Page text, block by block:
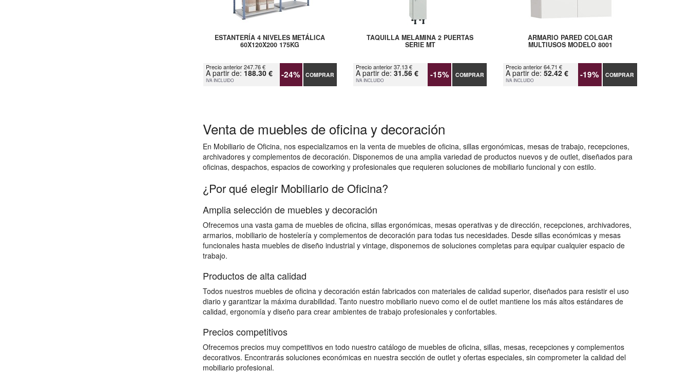
ESTANTERÍA 4 NIVELES METÁLICA
60X120X200 175KG
Precio anterior 247.76 €
A partir de: 188.30 €
IVA INCLUIDO -24% COMPRAR
TAQUILLA MELAMINA 2 PUERTAS
SERIE MT
Precio anterior 37.13 €
A partir de: 31.56 €
IVA INCLUIDO -15% COMPRAR
ARMARIO PARED COLGAR
MULTIUSOS MODELO 8001
Precio anterior 64.71 €
A partir de:52.42 €
IVA INCLUIDO -19% COMPRAR
Venta de muebles de oficina y decoración
En Mobiliario de Oficina, nos especializamos en la venta de muebles de oficina, sillas ergonómicas, mesas de trabajo, recepciones,
archivadores y complementos de decoración. Disponemos de una amplia variedad de productos nuevos y de outlet, diseñados para
oficinas, despachos, espacios de coworking y profesionales que requieren soluciones de mobiliario funcional y con estilo.
¿Por qué elegir Mobiliario de Oficina?
Amplia selección de muebles y decoración
Ofrecemos una vasta gama de muebles de oficina, sillas ergonómicas, mesas operativas y de dirección, recepciones, archivadores,
armarios, mobiliario de hostelería y complementos de decoración para todas tus necesidades. Desde sillas económicas y mesas
funcionales hasta muebles de diseño industrial y vintage, disponemos de soluciones completas para equipar cualquier espacio de
trabajo.
Productos de alta calidad
Todos nuestros muebles de oficina y decoración están fabricados con materiales de calidad superior, diseñados para resistir el uso
diario y garantizar la máxima durabilidad. Tanto nuestro mobiliario nuevo como el de outlet mantiene los más altos estándares de
calidad, ergonomía y diseño para crear ambientes de trabajo profesionales y confortables.
Precios competitivos
Ofrecemos precios muy competitivos en todo nuestro catálogo de muebles de oficina, sillas, mesas, recepciones y complementos
decorativos. Encontrarás soluciones económicas en nuestra sección de outlet y ofertas especiales, sin comprometer la calidad del
mobiliario profesional.